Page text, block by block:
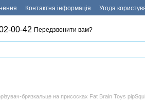
Контактна інформація Угода
00-42 Передзвонити вам?
брязкальце на присосках Fat Brain Toys